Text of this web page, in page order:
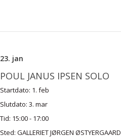
23. jan
POUL JANUS IPSEN SOLO
Startdato: 1. feb
Slutdato: 3. mar
Tid: 15:00 - 17:00
Sted: GALLERIET JØRGEN ØSTYERGAARD